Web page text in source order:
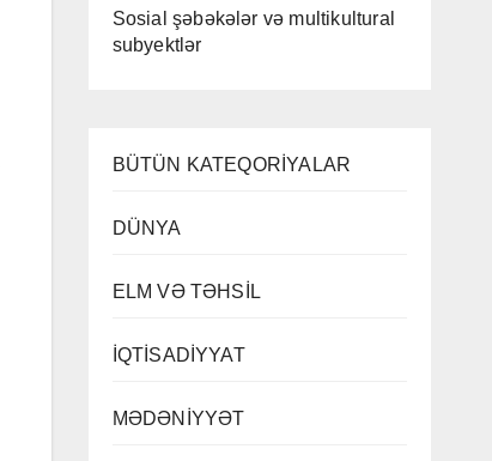
Sosial şəbəkələr və multikultural
subyektlər
BÜTÜN KATEQORİYALAR
DÜNYA
ELM VƏ TƏHSİL
İQTİSADİYYAT
MƏDƏNİYYƏT